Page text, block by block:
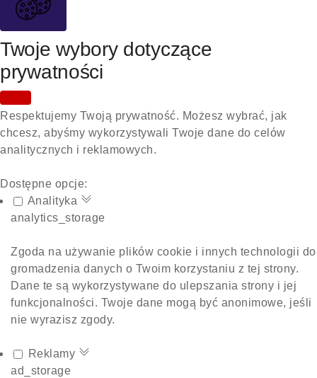
Twoje wybory dotyczące
prywatności
Respektujemy Twoją prywatność. Możesz wybrać, jak
chcesz, abyśmy wykorzystywali Twoje dane do celów
analitycznych i reklamowych.
Dostępne opcje:
Analityka
analytics_storage
Zgoda na używanie plików cookie i innych technologii do
gromadzenia danych o Twoim korzystaniu z tej strony.
Dane te są wykorzystywane do ulepszania strony i jej
funkcjonalności. Twoje dane mogą być anonimowe, jeśli
nie wyrazisz zgody.
Reklamy
ad_storage